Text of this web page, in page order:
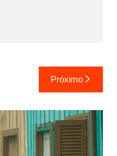
Próximo